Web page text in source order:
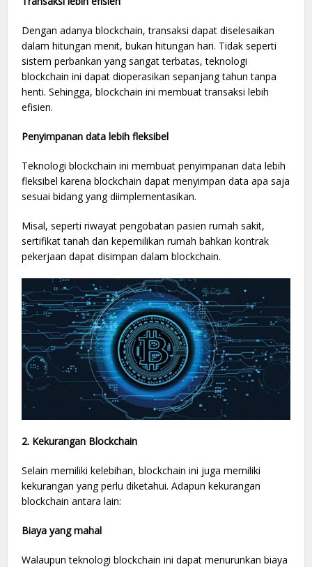
Dengan adanya blockchain, transaksi dapat diselesaikan
dalam hitungan menit, bukan hitungan hari. Tidak seperti
sistem perbankan yang sangat terbatas, teknologi
blockchain ini dapat dioperasikan sepanjang tahun tanpa
henti. Sehingga, blockchain ini membuat transaksi lebih
efisien.
Penyimpanan data lebih fleksibel
Teknologi blockchain ini membuat penyimpanan data lebih
fleksibel karena blockchain dapat menyimpan data apa saja
sesuai bidang yang diimplementasikan.
Misal, seperti riwayat pengobatan pasien rumah sakit,
sertifikat tanah dan kepemilikan rumah bahkan kontrak
pekerjaan dapat disimpan dalam blockchain.
2. Kekurangan Blockchain
Selain memiliki kelebihan, blockchain ini juga memiliki
kekurangan yang perlu diketahui. Adapun kekurangan
blockchain antara lain:
Biaya yang mahal
Walaupun teknologi blockchain ini dapat menurunkan biaya